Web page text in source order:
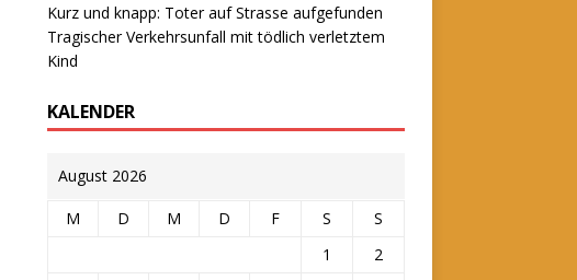
Kurz und knapp: Toter auf Strasse aufgefunden
Tragischer Verkehrsunfall mit tödlich verletztem
Kind
KALENDER
August 2026
M D M D F S
S
1
2